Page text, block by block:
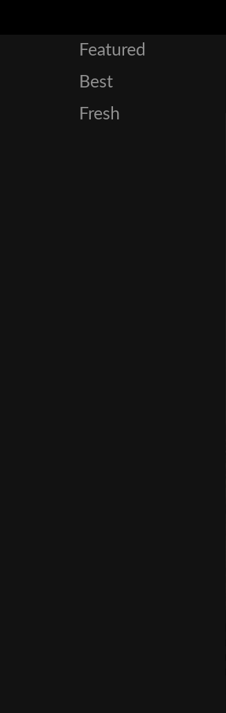
Featured
Best
Fresh